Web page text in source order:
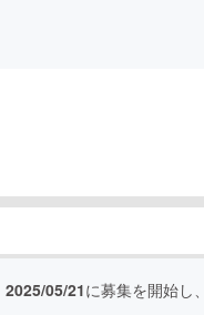
2025/05/21に募集を開始し、